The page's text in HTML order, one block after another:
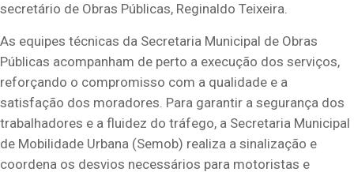
secretário de Obras Públicas, Reginaldo Teixeira.
As equipes técnicas da Secretaria Municipal de Obras
Públicas acompanham de perto a execução dos serviços,
reforçando o compromisso com a qualidade e a
satisfação dos moradores. Para garantir a segurança dos
trabalhadores e a fluidez do tráfego, a Secretaria Municipal
de Mobilidade Urbana (Semob) realiza a sinalização e
coordena os desvios necessários para motoristas e